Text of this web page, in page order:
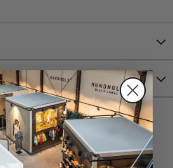
SERIE